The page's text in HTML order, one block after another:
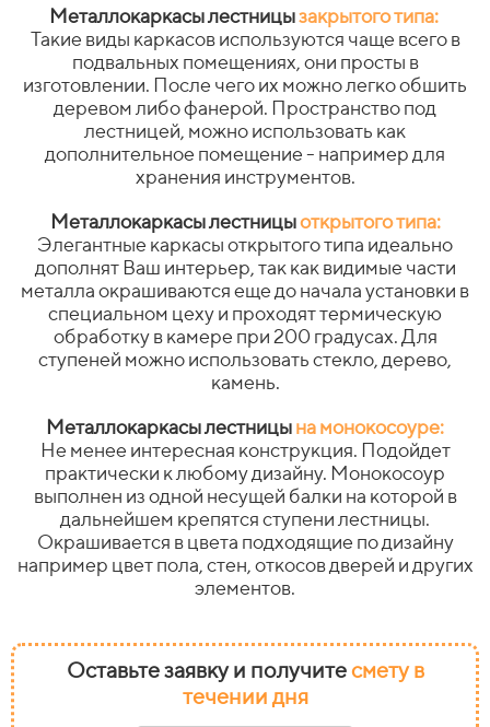
Металлокаркасы лестницызакрытого типа:
Такие виды каркасов используются чаще всего в
подвальных помещениях, они просты в
изготовлении. После чего их можно легко обшить
деревом либо фанерой. Пространство под
лестницей, можно использовать как
дополнительное помещение - например для
хранения инструментов.
Металлокаркасы лестницыоткрытого типа:
Элегантные каркасы открытого типа идеально
дополнят Ваш интерьер, так как видимые части
металла окрашиваются еще до начала установки в
специальном цеху и проходят термическую
обработку в камере при 200 градусах. Для
ступеней можно использовать стекло, дерево,
камень.
Металлокаркасы лестницына монокосоуре:
Не менее интересная конструкция. Подойдет
практически к любому дизайну. Монокосоур
выполнен из одной несущей балки на которой в
дальнейшем крепятся ступени лестницы.
Окрашивается в цвета подходящие по дизайну
например цвет пола, стен, откосов дверей и других
элементов.
Оставьте заявку и получитесмету в
течении дня